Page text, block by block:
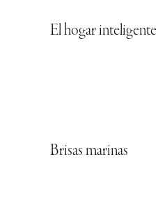
El hogar inteligente
Brisas marinas